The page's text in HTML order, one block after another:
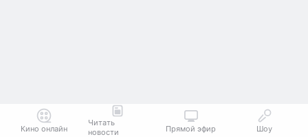
Кино онлайн
Читать
новости
Прямой эфир Шоу